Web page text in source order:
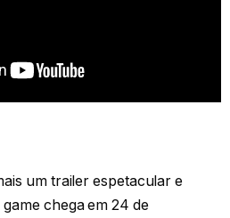
um trailer espetacular e
chega em 24 de